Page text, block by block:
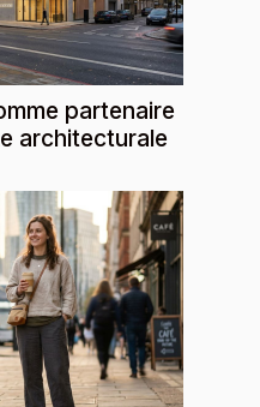
partenaire
architecturale